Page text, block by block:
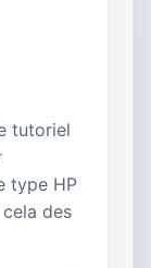
tutoriel
type HP
des